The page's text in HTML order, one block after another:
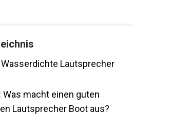
Lautsprecher
Was macht einen guten
Lautsprecher Boot aus?